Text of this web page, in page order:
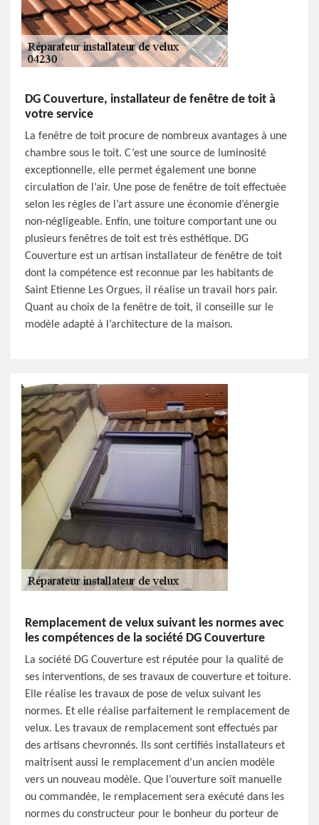
DG Couverture, installateur de fenêtre de toit à
votre service
La fenêtre de toit procure de nombreux avantages à une
chambre sous le toit. C’est une source de luminosité
exceptionnelle, elle permet également une bonne
circulation de l’air. Une pose de fenêtre de toit effectuée
selon les règles de l’art assure une économie d’énergie
non-négligeable. Enfin, une toiture comportant une ou
plusieurs fenêtres de toit est très esthétique. DG
Couverture est un artisan installateur de fenêtre de toit
dont la compétence est reconnue par les habitants de
Saint Etienne Les Orgues, il réalise un travail hors pair.
Quant au choix de la fenêtre de toit, il conseille sur le
modèle adapté à l’architecture de la maison.
Remplacement de velux suivant les normes avec
les compétences de la société DG Couverture
La société DG Couverture est réputée pour la qualité de
ses interventions, de ses travaux de couverture et toiture.
Elle réalise les travaux de pose de velux suivant les
normes. Et elle réalise parfaitement le remplacement de
velux. Les travaux de remplacement sont effectués par
des artisans chevronnés. Ils sont certifiés installateurs et
maitrisent aussi le remplacement d’un ancien modèle
vers un nouveau modèle. Que l’ouverture soit manuelle
ou commandée, le remplacement sera exécuté dans les
normes du constructeur pour le bonheur du porteur de